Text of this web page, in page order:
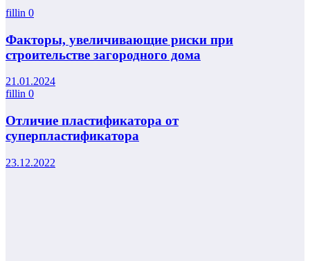
fillin 0
Факторы, увеличивающие риски при
строительстве загородного дома
21.01.2024
fillin 0
Отличие пластификатора от
суперпластификатора
23.12.2022